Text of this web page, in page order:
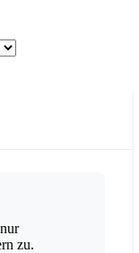
zu.